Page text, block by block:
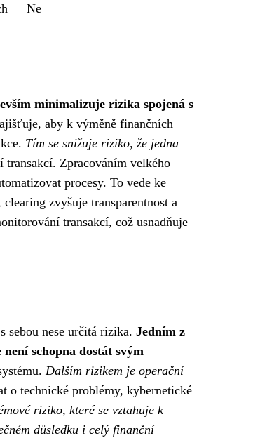
Ne
minimalizuje rizika spojená s
aby k výměně finančních
Tím se snižuje riziko, že jedna
transakcí. Zpracováním velkého
procesy. To vede ke
zvyšuje transparentnost a
transakcí, což usnadňuje
sebou nese určitá rizika. Jedním z
schopna dostát svým
Dalším rizikem je operační
o technické problémy, kybernetické
riziko, které se vztahuje k
důsledku i celý finanční